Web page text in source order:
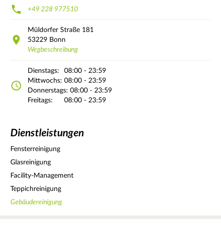
+49 228 977510
Müldorfer Straße 181
53229 Bonn
Wegbeschreibung
Dienstags:
08:00 - 23:59
Mittwochs: 08:00 - 23:59
Donnerstags: 08:00 - 23:59
Freitags:
08:00 - 23:59
Dienstleistungen
Fensterreinigung
Glasreinigung
Facility-Management
Teppichreinigung
Gebäudereinigung